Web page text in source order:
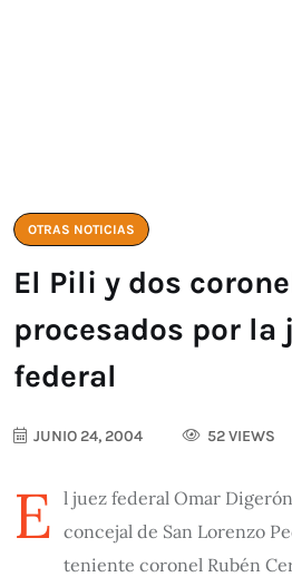
OTRAS NOTICIAS
El Pili y dos
procesados por
federal
JUNIO 24, 2004 52 VIEWS
E l juez federal Omar
concejal de San Lorenzo
teniente coronel Rubén